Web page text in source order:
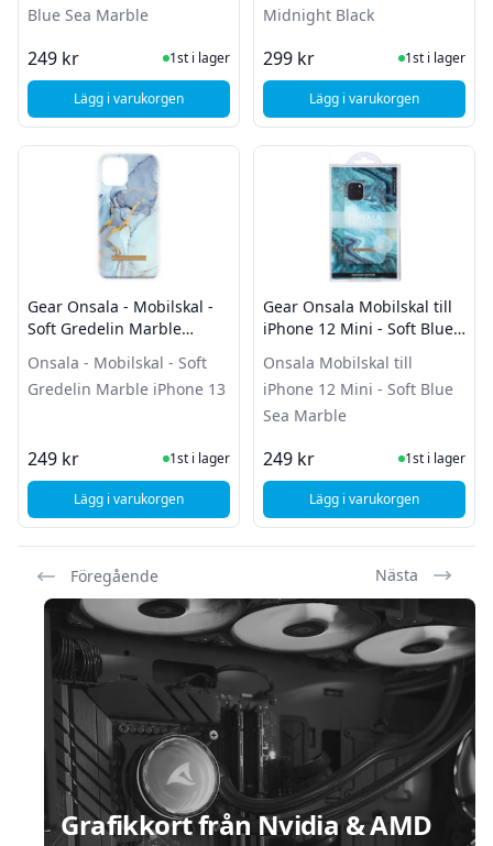
Blue Sea Marble
249 kr I Lager
1st i lager
Lägg i varukorgen, Gear Onsala Mobilskal till iPhone 12 Pro Max - Soft Blue
Midnight Black
299 kr I Lager
1st i lager
Lägg i varukorgen
Gear Onsala - Mobilskal -
Soft Gredelin Marble
Onsala - Mobilskal - Soft
Gredelin Marble iPhone 13
249 kr I Lager
1st i lager
Lägg i varukorgen, Gear Onsala - Mobilskal - Soft Gredelin Marble iPhone 13
Gear Onsala Mobilskal till
iPhone 12 Mini - Soft Blue
Onsala Mobilskal till
iPhone 12 Mini - Soft Blue
Sea Marble
249 kr I Lager
1st i lager
Lägg i varukorgen
, Gear Onsala
Föregående Nästa
Grafikkort från Nvidia & AMD